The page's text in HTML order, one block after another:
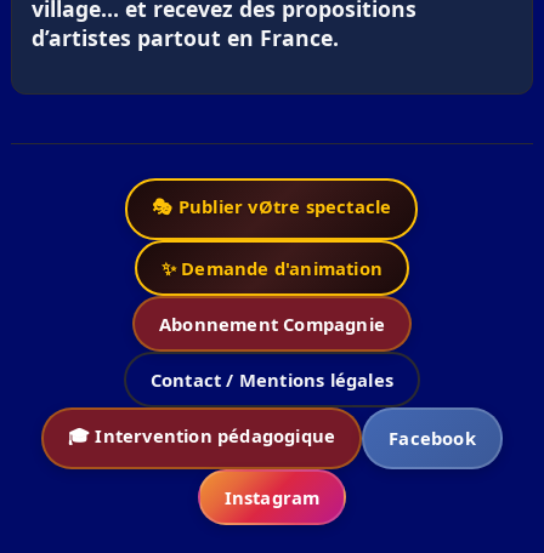
village… et recevez des propositions
d’artistes partout en France.
🎭 Publier vØtre spectacle
✨ Demande d'animation
Abonnement Compagnie
Contact / Mentions légales
🎓 Intervention pédagogique Facebook
Instagram